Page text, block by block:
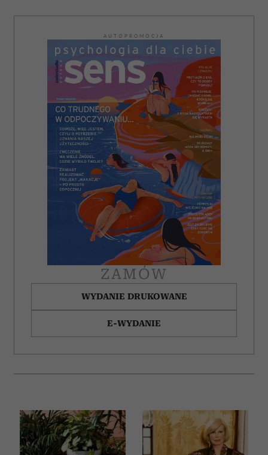
AUTOPROMOCJA
ZAMÓW
WYDANIE DRUKOWANE
E-WYDANIE